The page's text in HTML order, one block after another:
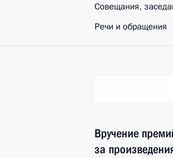
Совещания,
Речи и обращения
Вручение
за